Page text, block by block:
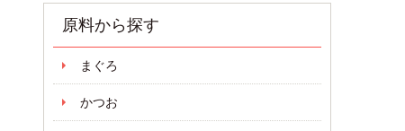
原料から探す
まぐろ
かつお